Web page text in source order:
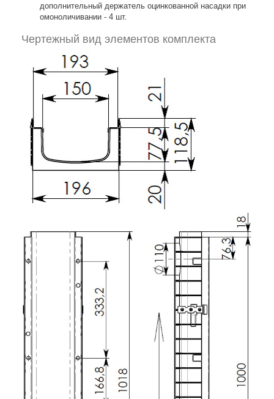
дополнительный держатель оцинкованной насадки при
омоноличивании - 4 шт.
Чертежный вид элементов комплекта